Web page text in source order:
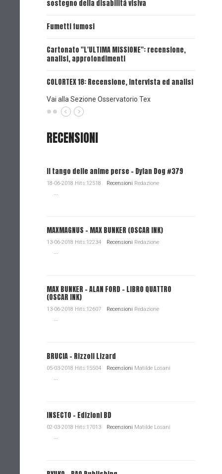
sostegno della disabilità visiva
Fumetti fumosi
Cartonato "L'ULTIMA MISSIONE": recensione,
analisi, approfondimenti
COLORTEX 18: Recensione, intervista ed analisi
Vai alla Sezione Osservatorio Tex
RECENSIONI
Il tango delle anime perse - Dylan Dog #379
18-06-2018 Hits:12518 Recensioni Redazione
...
MAXMAGNUS – MAX BUNKER (OSCAR INK)
13-06-2018 Hits:12234 Recensioni Redazione
...
MAX BUNKER – ALAN FORD – LIBRO QUATTRO
(OSCAR INK)
13-06-2018 Hits:12607 Recensioni Redazione
...
BRUCIA - Rizzoli Lizard
05-03-2018 Hits:15504 Recensioni Matilde Losani
...
INSECTO - Edizioni BD
02-03-2018 Hits:17013 Recensioni Matilde Losani
...